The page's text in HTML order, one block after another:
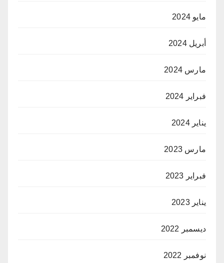
مايو 2024
أبريل 2024
مارس 2024
فبراير 2024
يناير 2024
مارس 2023
فبراير 2023
يناير 2023
ديسمبر 2022
نوفمبر 2022